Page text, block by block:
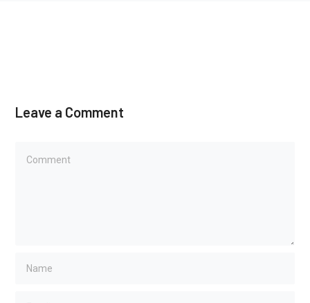
Leave a Comment